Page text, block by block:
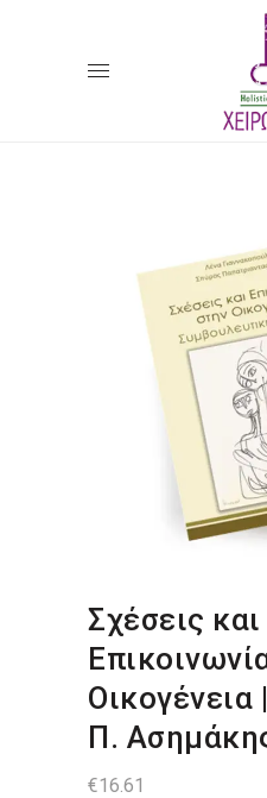
Σχέσεις και
Οικογένεια
Π.
€16.61